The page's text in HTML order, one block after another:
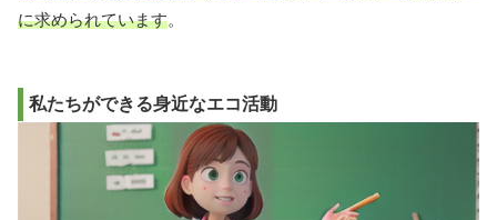
に求められています。
私たちができる身近なエコ活動